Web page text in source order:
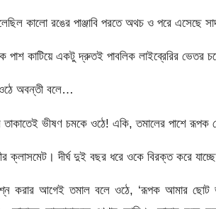
কালো রঙের পাঞ্জাবি পরতে অথচ ও পরে এসেছে
পাশ কাটিয়ে একটু দ্রুতই পাবলিক লাইব্রেরির
অবন্তী বলে…
তাকাতেই ভীষণ চমকে ওঠে! একি, তমালের পাশে রূপক
ক্লাসমেট। দীর্ঘ দুই বছর ধরে ওকে বিরক্ত করে
করার আগেই তমাল বলে ওঠে, ‘রূপক আমার ছোট